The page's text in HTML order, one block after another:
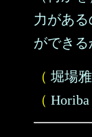
力があ
ができる
（ 堀場
（ Horiba